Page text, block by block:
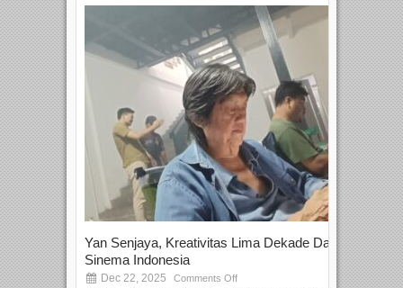
Yan Senjaya, Kreativitas Lima Dekade Dalam
Sinema Indonesia
Dec 22, 2025 Comments Off